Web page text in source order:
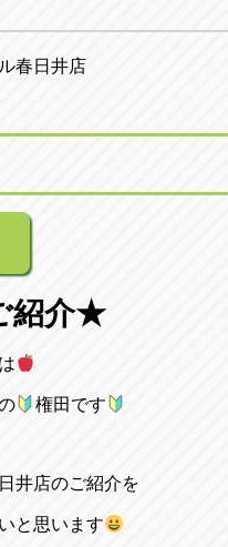
春日井店
紹介★
権田です
井店のご紹介を
と思います